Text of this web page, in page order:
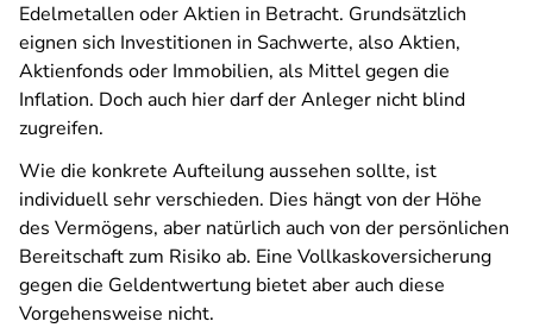
Edelmetallen oder Aktien in Betracht. Grundsätzlich
eignen sich Investitionen in Sachwerte, also Aktien,
Aktienfonds oder Immobilien, als Mittel gegen die
Inflation. Doch auch hier darf der Anleger nicht blind
zugreifen.
Wie die konkrete Aufteilung aussehen sollte, ist
individuell sehr verschieden. Dies hängt von der Höhe
des Vermögens, aber natürlich auch von der persönlichen
Bereitschaft zum Risiko ab. Eine Vollkaskoversicherung
gegen die Geldentwertung bietet aber auch diese
Vorgehensweise nicht.